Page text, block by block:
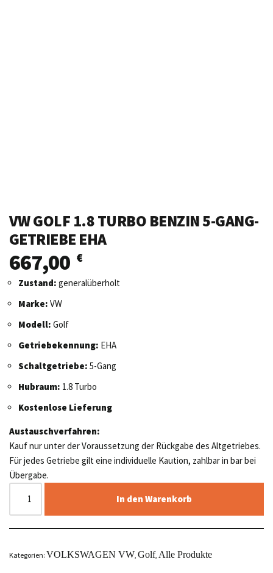
VW GOLF 1.8 TURBO BENZIN 5-GANG-
GETRIEBE EHA
667,00 €
Zustand: generalüberholt
Marke: VW
Modell: Golf
Getriebekennung: EHA
Schaltgetriebe: 5-Gang
Hubraum: 1.8 Turbo
Kostenlose Lieferung
Austauschverfahren:
Kauf nur unter der Voraussetzung der Rückgabe des Altgetriebes.
Für jedes Getriebe gilt eine individuelle Kaution, zahlbar in bar bei
Übergabe.
In den Warenkorb
Kategorien: VOLKSWAGEN VW Golf, Alle Produkte